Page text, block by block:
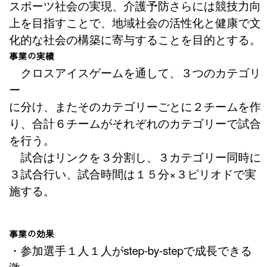
スポーツ社会の実現、介護予防さらには競技力向
上を目指すことで、地域社会の活性化と健康で文
化的な社会の構築に寄与することを目的とする。
事業の実績
クロスアイスゲームを通して、３つのカテゴリ
ー
に分け、またそのカテゴリーごとに２チームを作
り、合計６チームがそれぞれのカテゴリーで試合
を行う。
試合はリンクを３分割し、３カテゴリー同時に
３試合行い、試合時間は１５分×３ピリオドで実
施する。
事業の効果
・参加選手１人１人がstep-by-stepで成長できる